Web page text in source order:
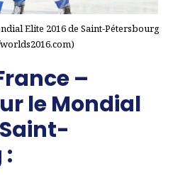
Elite 2016 de Saint-Pétersbourg
–
le Mondial
Saint-